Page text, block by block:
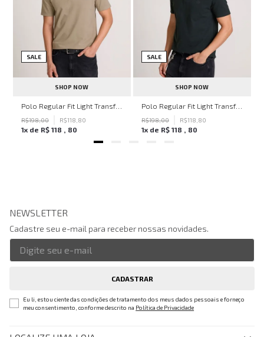
SALE
SHOP NOW
Polo Regular Fit Light Transfer Bege Médio John John Masculina
R$198,00 R$118 80
1x de R$ 118 80
SALE
SHOP NOW
Polo Regular Fit Light Transfer Verde Escuro John John Masculina
R$198,00 R$118 80
1x de R$ 118 80
NEWSLETTER
Cadastre seu e-mail para receber nossas novidades.
CADASTRAR
Eu li, estou ciente das condições de tratamento dos meus dados pessoais e forneço
meu consentimento, conforme descrito na Política de Privacidade